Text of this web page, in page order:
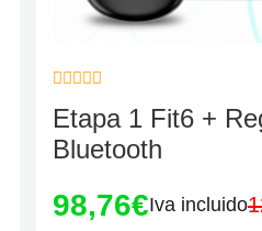
con
0
de
Etapa 1 Fit6 +
Bluetooth
98,76€Iva incluido